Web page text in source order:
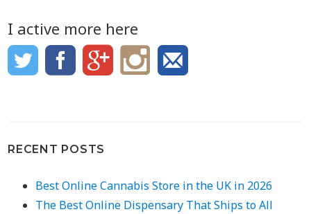
I active more here
RECENT POSTS
Best Online Cannabis Store in the UK in 2026
The Best Online Dispensary That Ships to All